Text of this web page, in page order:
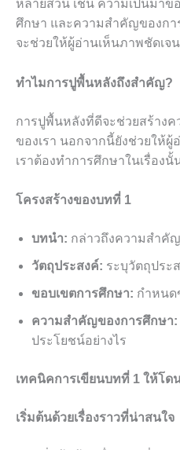
หลายส่วน เช่น ความเป็นมา
ศึกษา และความสำคัญของก
จะช่วยให้ผู้อ่านเห็นภาพชัดเจ
ทำไมการปูพื้นหลังถึงสำคัญ?
การปูพื้นหลังที่ดีจะช่วยสร้างค
ของเรา นอกจากนี้ยังช่วยให้ผู้
เราต้องทำการศึกษาในเรื่องนั้
โครงสร้างของบทที่ 1
บทนำ: กล่าวถึงความสำคั
วัตถุประสงค์: ระบุวัตถุประ
ขอบเขตการศึกษา: กำหนด
ความสำคัญของการศึกษา:
ประโยชน์อย่างไร
เทคนิคการเขียนบทที่ 1 ให้โด
เริ่มต้นด้วยเรื่องราวที่น่าสนใจ